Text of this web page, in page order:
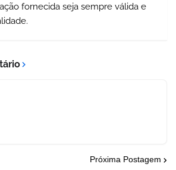
fornecida seja sempre válida e
Próxima Postagem